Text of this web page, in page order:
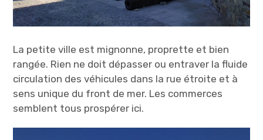
La petite ville est mignonne, proprette et bien
rangée. Rien ne doit dépasser ou entraver la fluide
circulation des véhicules dans la rue étroite et à
sens unique du front de mer. Les commerces
semblent tous prospérer ici.